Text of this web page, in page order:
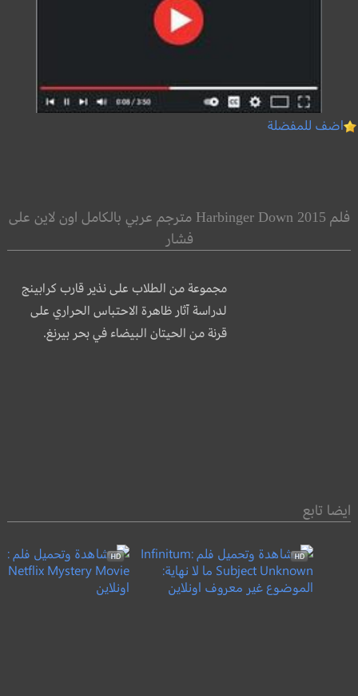
اضف للمفضلة
فلم Harbinger Down 2015 مترجم عربي بالكامل اون لاين على
فشار
مجموعة من الطلاب على نذير قارب كرابينج
لدراسة آثار ظاهرة الاحتباس الحراري على
قرنة من الحيتان البيضاء في بحر بيرنغ.
ايضا تابع